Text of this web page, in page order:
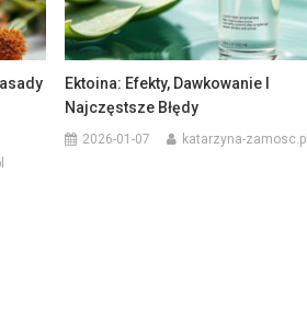
Ektoina: Efekty, Dawkowanie I
Najczęstsze Błędy
2026-01-07 katarzyna-zamosc.pl